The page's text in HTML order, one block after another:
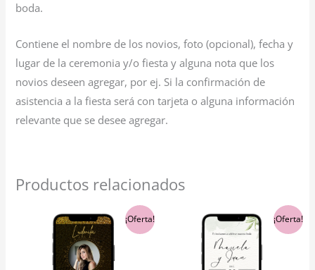
boda.
Contiene el nombre de los novios, foto (opcional), fecha y
lugar de la ceremonia y/o fiesta y alguna nota que los
novios deseen agregar, por ej. Si la confirmación de
asistencia a la fiesta será con tarjeta o alguna información
relevante que se desee agregar.
Productos relacionados
¡Oferta!
El
precio
original
era:
$5,900.00.
El
precio
actual
¡Oferta!
El
precio
original
era:
$5,900.00.
El
precio
actual